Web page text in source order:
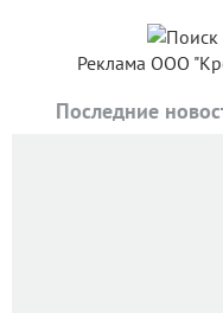
Реклама ООО
Последние